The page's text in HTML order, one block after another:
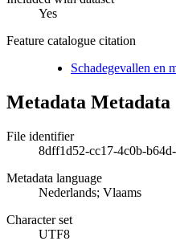
Yes
Feature catalogue citation
Schadegevallen en
Metadata Metadata
File identifier
8dff1d52-cc17-4c0b-
Metadata language
Nederlands; Vlaams
Character set
UTF8